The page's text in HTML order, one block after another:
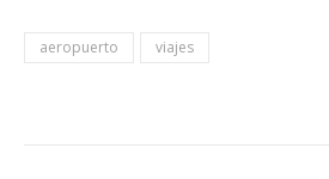
aeropuerto viajes